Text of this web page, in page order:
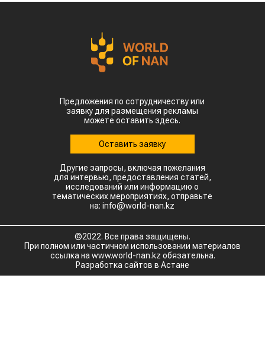
Предложения по сотрудничеству или
заявку для размещения рекламы
можете оставить здесь.
Оставить заявку
Другие запросы, включая пожелания
для интервью, предоставления статей,
исследований или информацию о
тематических мероприятиях, отправьте
на: info@world-nan.kz
©2022. Все права защищены.
При полном или частичном использовании материалов
ссылка на www.world-nan.kz обязательна.
Разработка сайтов в Астане